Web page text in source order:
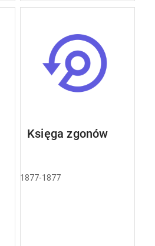
Księga zgonów
1877-1877